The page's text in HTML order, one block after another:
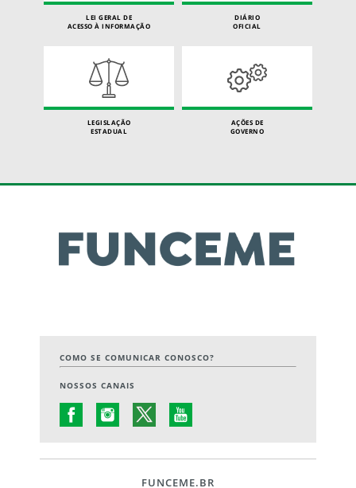
LEI GERAL DE
ACESSO À INFORMAÇÃO
DIÁRIO
OFICIAL
LEGISLAÇÃO
ESTADUAL
AÇÕES DE
GOVERNO
COMO SE COMUNICAR CONOSCO?
NOSSOS CANAIS
FUNCEME.BR